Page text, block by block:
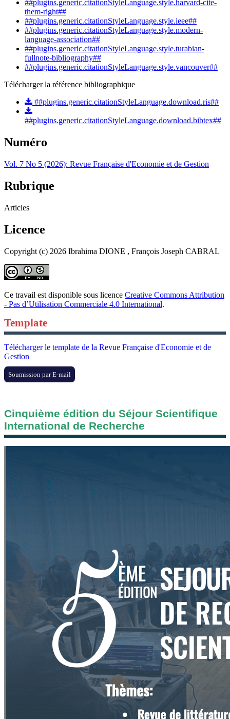
##plugins.generic.citationStyleLanguage.style.harvard-cite-
them-right##
##plugins.generic.citationStyleLanguage.style.ieee##
##plugins.generic.citationStyleLanguage.style.modern-
language-association##
##plugins.generic.citationStyleLanguage.style.turabian-
fullnote-bibliography##
##plugins.generic.citationStyleLanguage.style.vancouver##
Télécharger la référence bibliographique
##plugins.generic.citationStyleLanguage.download.ris##
##plugins.generic.citationStyleLanguage.download.bibtex##
Numéro
Vol. 7 No 5 (2026): Revue Française d'Economie et de Gestion
Rubrique
Articles
Licence
Copyright (c) 2026 Ibrahima DIONE , François Joseph CABRAL
Ce travail est disponible sous licence Creative Commons Attribution
- Pas d’Utilisation Commerciale 4.0 International.
Template
Télécharger le template de la Revue Française d'Economie et de
Gestion
Soumission par E-mail
Cinquième édition du Séjour Scientifique
International de Recherche